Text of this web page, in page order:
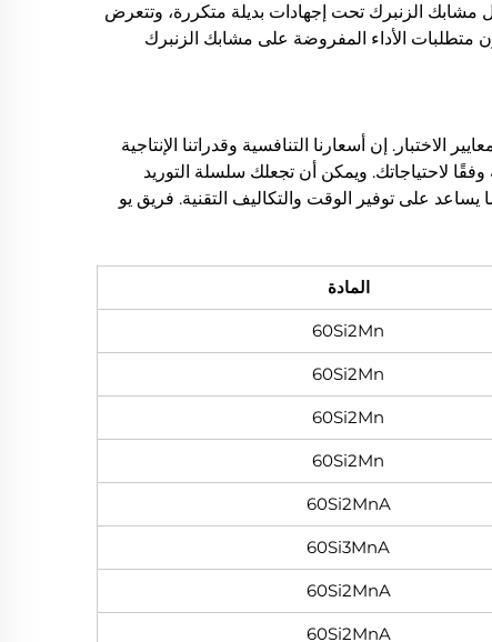
الزنبرك تحت إجهادات بديلة متكررة، وتتعرض
متطلبات الأداء المفروضة على مشابك الزنبرك
جميع منتجاتنا تخضع بدقة لمعايير الاختبار. إن أسعارنا التنافسية وقدراتنا الإنتاجية
لاحتياجاتك. ويمكن أن تجعلك سلسلة التوريد
على توفير الوقت والتكاليف التقنية. فريق يو
المادة
60Si2Mn
60Si2Mn
60Si2Mn
60Si2Mn
60Si2MnA
60Si3MnA
60Si2MnA
60Si2MnA